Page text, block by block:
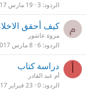
الردود 3 19 مارس 2017
م كيف أحقق
مروة عاشور
الردود 6 8 مارس 2017
أ دراسة كتاب
أم عبد القادر
الردود 0 23 فبراير 2017